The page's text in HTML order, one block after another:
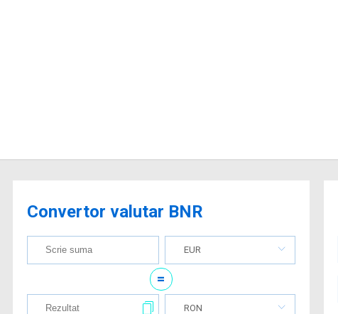
Convertor valutar BNR
EUR
=
RON